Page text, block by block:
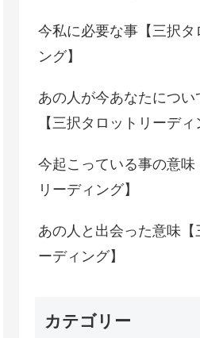
今私に必要な事【三択タ
ング】
あの人が今あなたにつ
【三択タロットリーディ
今起こっている事の意味
リーディング】
あの人と出会った意味【
ーディング】
カテゴリー